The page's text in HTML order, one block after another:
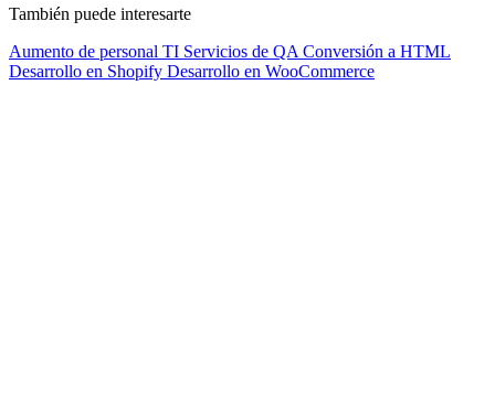
También puede interesarte
Aumento de personal TI Servicios de QA Conversión a HTML
Desarrollo en Shopify Desarrollo en WooCommerce